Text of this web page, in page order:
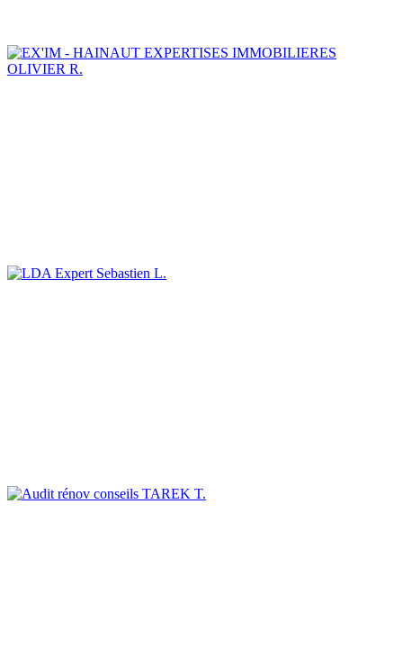
OLIVIER R.
Sebastien L.
TAREK T.